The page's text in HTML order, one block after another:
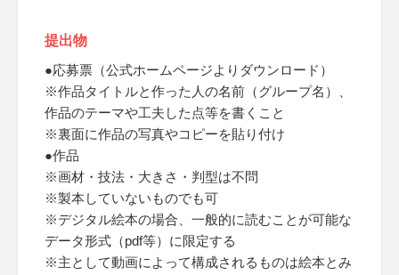
提出物
●応募票（公式ホームページよりダウンロード）
※作品タイトルと作った人の名前（グループ名）、
作品のテーマや工夫した点等を書くこと
※裏面に作品の写真やコピーを貼り付け
●作品
※画材・技法・大きさ・判型は不問
※製本していないものでも可
※デジタル絵本の場合、一般的に読むことが可能な
データ形式（pdf等）に限定する
※主として動画によって構成されるものは絵本とみ